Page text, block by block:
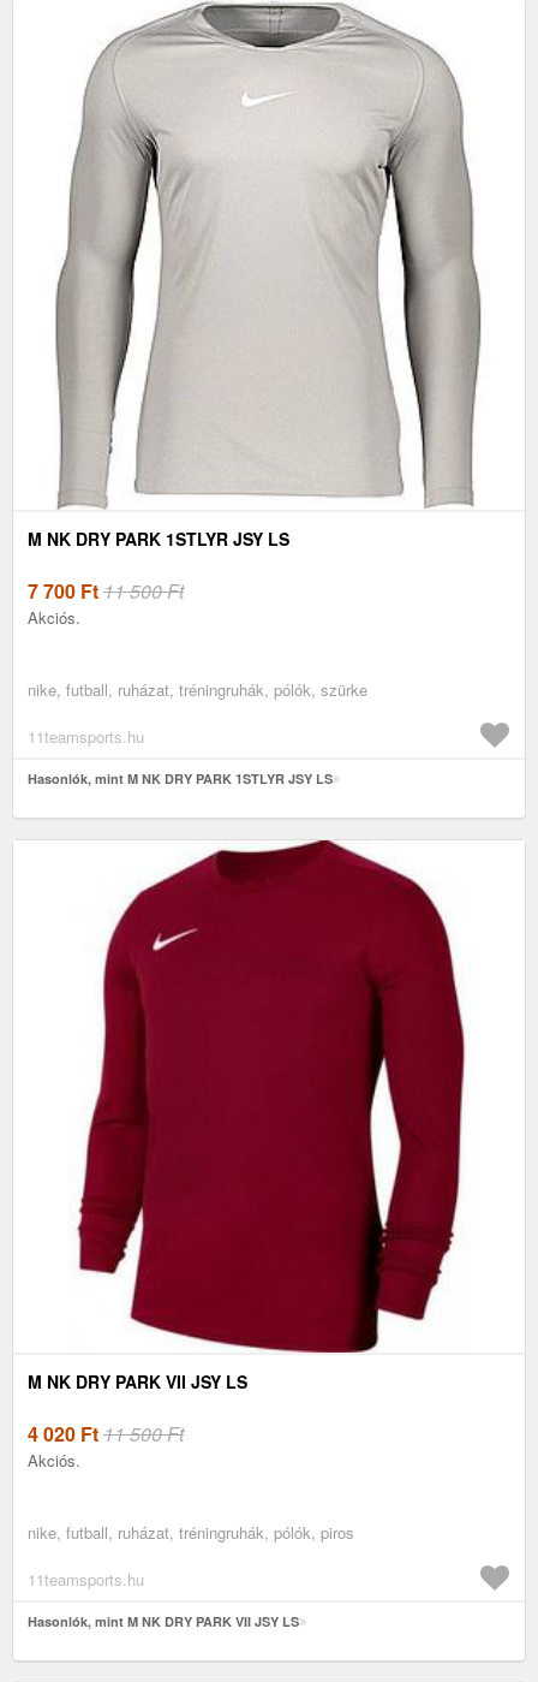
M NK DRY PARK 1STLYR JSY LS
7 700 Ft11 500 Ft
Akciós.
nike, futball, ruházat, tréningruhák, pólók, szürke
11teamsports.hu
Hasonlók, mint M NK DRY PARK 1STLYR JSY LS
M NK DRY PARK VII JSY LS
4 020 Ft11 500 Ft
Akciós.
nike, futball, ruházat, tréningruhák, pólók, piros
11teamsports.hu
Hasonlók, mint M NK DRY PARK VII JSY LS